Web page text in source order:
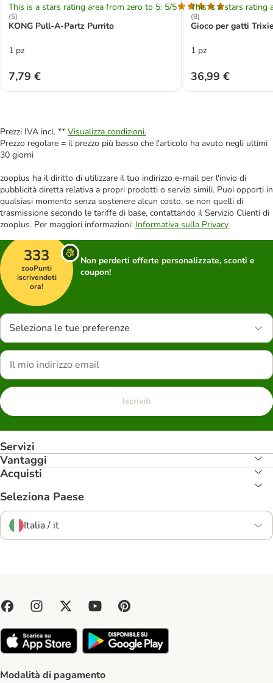
This is a stars rating area from zero to 5: 5/5
(5)
KONG Pull-A-Partz Purrito
1 pz
7,79 €
This is a stars rating
(8)
Gioco per gatti
1 pz
36,99 €
Prezzi IVA incl. ** Visualizza condizioni.
Prezzo regolare = il prezzo più basso che l'articolo ha avuto negli ultimi
30 giorni
zooplus ha il diritto di utilizzare il tuo indirizzo e-mail per l'invio di
pubblicità diretta relativa a propri prodotti o servizi simili. Puoi opporti in
qualsiasi momento senza sostenere alcun costo, se non quelli di
trasmissione secondo le tariffe di base, contattando il Servizio Clienti di
zooplus. Per maggiori informazioni: Informativa sulla Privacy
333
zooPunti
iscrivendoti
ora!
Non perderti offerte personalizzate, sconti e
coupon!
Seleziona le tue preferenze
Iscriviti
Servizi
Vantaggi
Acquisti
Seleziona Paese
Italia / it
Modalità di pagamento